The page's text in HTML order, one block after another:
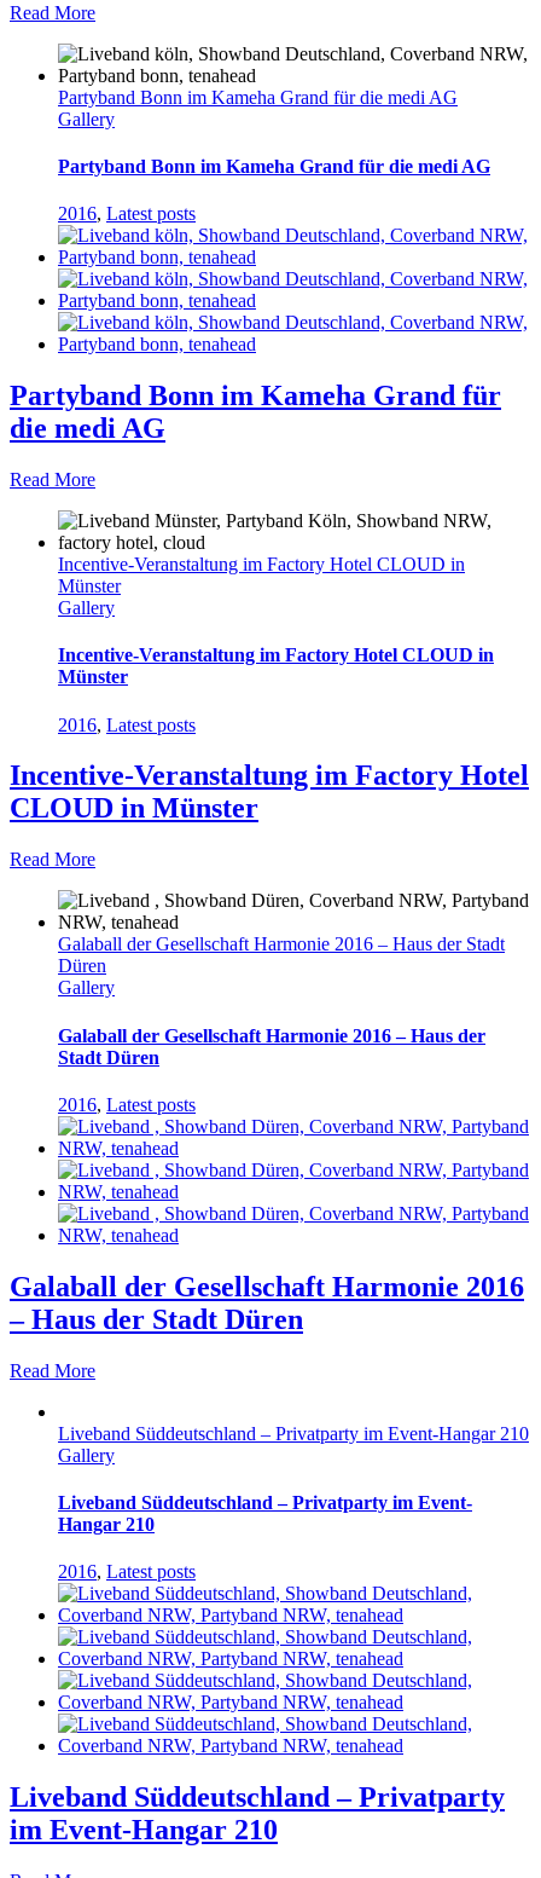
Read More
Partyband Bonn im Kameha Grand für die medi AG
Gallery
Partyband Bonn im Kameha Grand für die medi AG
2016, Latest posts
Partyband Bonn im Kameha Grand für
die medi AG
Read More
Incentive-Veranstaltung im Factory Hotel CLOUD in
Münster
Gallery
Incentive-Veranstaltung im Factory Hotel CLOUD in
Münster
2016, Latest posts
Incentive-Veranstaltung im Factory Hotel
CLOUD in Münster
Read More
Galaball der Gesellschaft Harmonie 2016 – Haus der Stadt
Düren
Gallery
Galaball der Gesellschaft Harmonie 2016 – Haus der
Stadt Düren
2016, Latest posts
Galaball der Gesellschaft Harmonie 2016
– Haus der Stadt Düren
Read More
Liveband Süddeutschland – Privatparty im Event-Hangar 210
Gallery
Liveband Süddeutschland – Privatparty im Event-
Hangar 210
2016, Latest posts
Liveband Süddeutschland – Privatparty
im Event-Hangar 210